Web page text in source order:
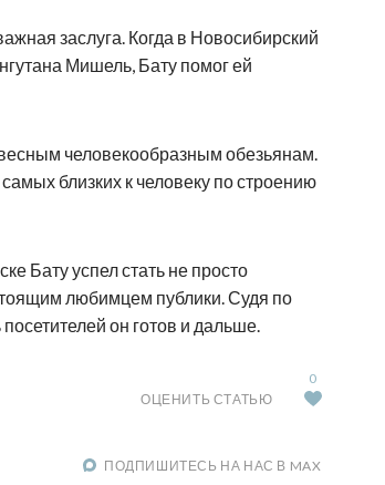
заслуга. Когда в Новосибирский
Мишель, Бату помог ей
человекообразным обезьянам.
близких к человеку по строению
Бату успел стать не просто
любимцем публики. Судя по
он готов и дальше.
ОЦЕНИТЬ СТАТЬЮ
0
ПОДПИШИТЕСЬ НА НАС В MAX